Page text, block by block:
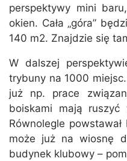
perspektywy mini
okien. Cała „góra”
140 m2. Znajdzie się
W dalszej
trybuny na 1000
już np. prace
boiskami mają
Równolegle
może już na wiosnę
budynek klubowy –